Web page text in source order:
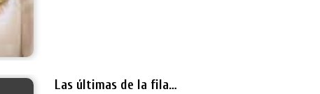
Las últimas de la fila…